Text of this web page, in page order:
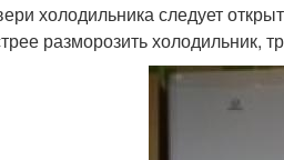
холодильника следует
разморозить холодильник,